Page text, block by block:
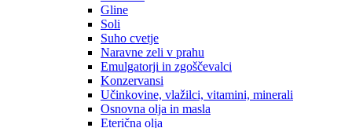
Gline
Soli
Suho cvetje
Naravne zeli v prahu
Emulgatorji in zgoščevalci
Konzervansi
Učinkovine, vlažilci, vitamini, minerali
Osnovna olja in masla
Eterična olja